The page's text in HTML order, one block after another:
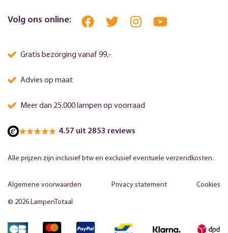
Volg ons online:
Gratis bezorging vanaf 99,-
Advies op maat
Meer dan 25.000 lampen op voorraad
4.57 uit 2853 reviews
Alle prijzen zijn inclusief btw en exclusief eventuele verzendkosten.
© 2026 LampenTotaal
Algemene voorwaarden Privacy statement Cookies